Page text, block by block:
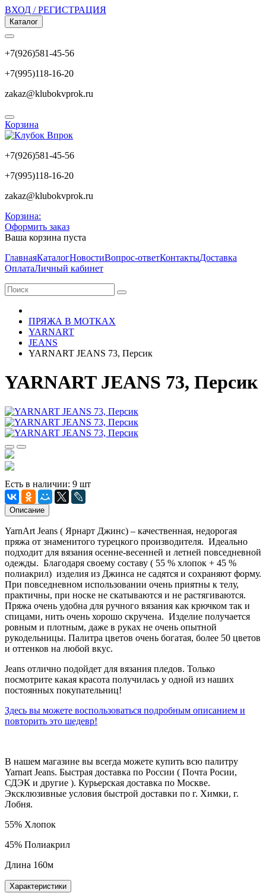
ВХОД / РЕГИСТРАЦИЯ
Каталог
+7(926)581-45-56
+7(995)118-16-20
zakaz@klubokvprok.ru
Корзина
+7(926)581-45-56
+7(995)118-16-20
zakaz@klubokvprok.ru
Корзина:
Оформить заказ
Ваша корзина пуста
ГлавнаяКаталогНовостиВопрос-ответКонтактыДоставка
ОплатаЛичный кабинет
ПРЯЖА В МОТКАХ
YARNART
JEANS
YARNART JEANS 73, Персик
YARNART JEANS 73, Персик
Есть в наличии: 9 шт
Описание
YarnArt Jeans ( Ярнарт Джинс) – качественная, недорогая
пряжа от знаменитого турецкого производителя. Идеально
подходит для вязания осенне-весенней и летней повседневной
одежды. Благодаря своему составу ( 55 % хлопок + 45 %
полиакрил) изделия из Джинса не садятся и сохраняют форму.
При повседневном использовании очень приятны к телу,
практичны, при носке не скатываются и не растягиваются.
Пряжа очень удобна для ручного вязания как крючком так и
спицами, нить очень хорошо скручена. Изделие получается
ровным и плотным, даже в руках не очень опытной
рукодельницы. Палитра цветов очень богатая, более 50 цветов
и оттенков на любой вкус.
Jeans отлично подойдет для вязания пледов. Только
посмотрите какая красота получилась у одной из наших
постоянных покупательниц!
Здесь вы можете воспользоваться подробным описанием и
повторить это шедевр!
В нашем магазине вы всегда можете купить всю палитру
Yarnart Jeans. Быстрая доставка по России ( Почта Росии,
СДЭК и другие ). Курьерская доставка по Москве.
Эксклюзивные условия быстрой доставки по г. Химки, г.
Лобня.
55% Хлопок
45% Полиакрил
Длина 160м
Характеристики